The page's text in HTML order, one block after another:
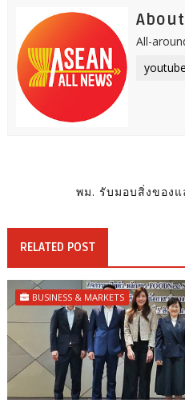
All-
youtube
พม. รับมอบสิ่งของ
RELATED POST
BUSINESS & MARKETS